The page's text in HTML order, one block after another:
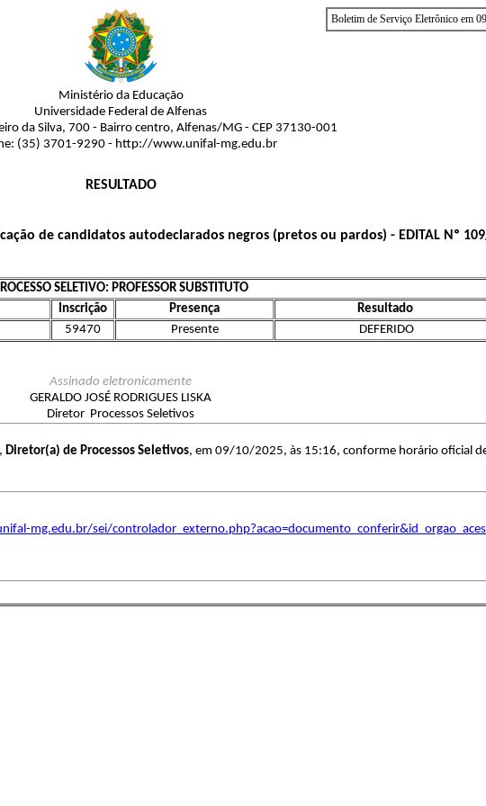
Boletim de Serviço Eletrônico em
Ministério da Educação
Universidade Federal de Alfenas
da Silva, 700 - Bairro centro, Alfenas/MG - CEP 37130-001
(35) 3701-9290 - http://www.unifal-mg.edu.br
RESULTADO
de candidatos autodeclarados negros (pretos ou pardos) - EDITAL Nº
SELETIVO: PROFESSOR SUBSTITUTO
Inscrição Presença
Resultado
59470 Presente DEFERIDO
Assinado eletronicamente
GERALDO JOSÉ RODRIGUES LISKA
Diretor Processos Seletivos
, Diretor(a) de Processos Seletivos, em 09/10/2025, às 15:16, conforme horário oficial
mg.edu.br/sei/